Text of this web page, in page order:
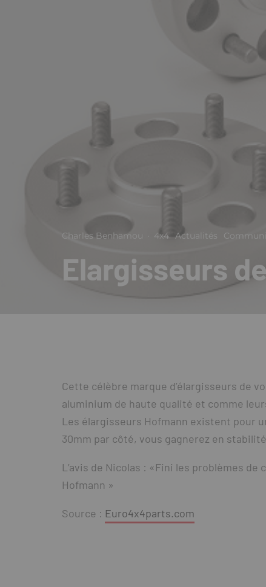
Charles Benhamou 4x4 Actualités
Elargisseurs
Cette célèbre marque d’élargisseurs de
aluminium de haute qualité et comme
Les élargisseurs Hofmann existent pour
30mm par côté, vous gagnerez en
L’avis de Nicolas : «Fini les problèmes
Hofmann »
Source : Euro4x4parts.com